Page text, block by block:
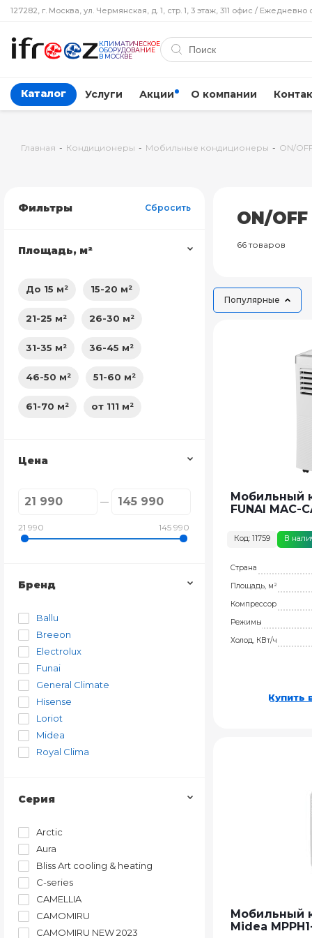
127282, г. Москва, ул. Чермянская, д. 1, стр. 1, 3 этаж, 311 офис / Ежедневно
КЛИМАТИЧЕСКОЕ
ОБОРУДОВАНИЕ
В МОСКВЕ
Каталог Услуги Акции О компании
Главная - Кондиционеры - Мобильные кондиционеры - ON/
ON/
66 товаров
Популярные
Мобильный
FUNAI MAC-
Код: 11759 В
Страна
Площадь, м²
Компрессор
Режимы
Холод, КВт/ч
Купить
Мобильный
Midea
Фильтры Сбросить
Площадь, м²
До 15 м² 15-20 м²
21-25 м² 26-30 м²
31-35 м² 36-45 м²
46-50 м² 51-60 м²
61-70 м² от 111 м²
Цена
21 990 145 990
Бренд
Ballu
Breeon
Electrolux
Funai
General Climate
Hisense
Loriot
Midea
Royal Clima
Серия
Arctic
Aura
Bliss Art cooling & heating
C-series
CAMELLIA
CAMOMIRU
CAMOMIRU NEW 2023